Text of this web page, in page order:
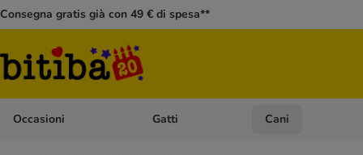
Consegna gratis già con 49 € di spesa**
Occasioni Apri Menù Categoria: Occasioni
Gatti Apri Menù Categoria:
Cani